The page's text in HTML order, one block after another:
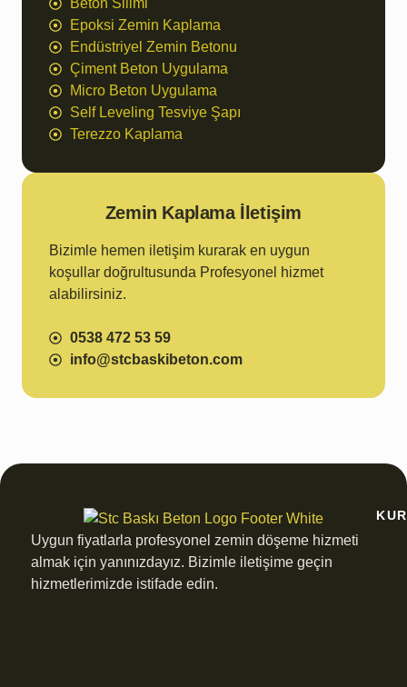
Epoksi Zemin Kaplama
Endüstriyel Zemin Betonu
Çiment Beton Uygulama
Micro Beton Uygulama
Self Leveling Tesviye Şapı
Terezzo Kaplama
Zemin Kaplama İletişim
Bizimle hemen iletişim kurarak en uygun
koşullar doğrultusunda Profesyonel hizmet
alabilirsiniz.
0538 472 53 59
info@stcbaskibeton.com
Uygun fiyatlarla profesyonel zemin döşeme hizmeti
almak için yanınızdayız. Bizimle iletişime geçin
hizmetlerimizde istifade edin.